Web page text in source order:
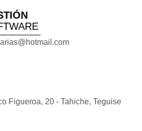
Figueroa, 20 - Tahiche, Teguise